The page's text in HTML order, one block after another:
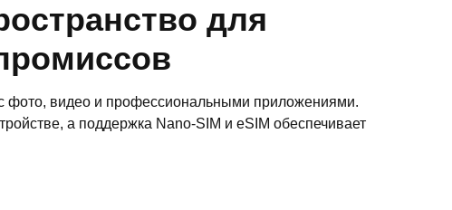
для
фото, видео и профессиональными приложениями.
а поддержка Nano-SIM и eSIM обеспечивает